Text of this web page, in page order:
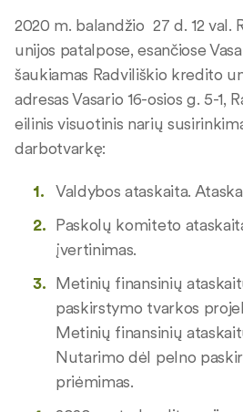
2020 m. balandžio 27 d. 12 val.
unijos patalpose, esančiose
šaukiamas Radviliškio kredito
adresas Vasario 16-osios g. 5-1,
eilinis visuotinis narių
darbotvarkę:
Valdybos ataskaita.
Paskolų komiteto
įvertinimas.
Metinių finansinių
paskirstymo tvarkos
Metinių finansinių
Nutarimo dėl pelno
priėmimas.